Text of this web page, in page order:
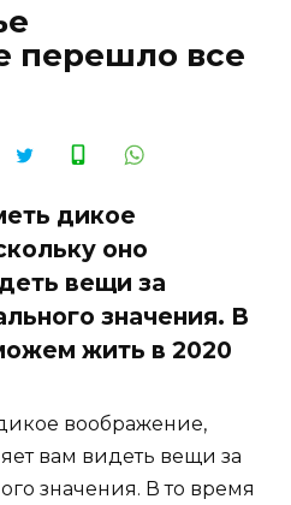
перешло все
дикое
оно
вещи за
значения. В
жить в 2020
воображение,
вам видеть вещи за
значения. В то время